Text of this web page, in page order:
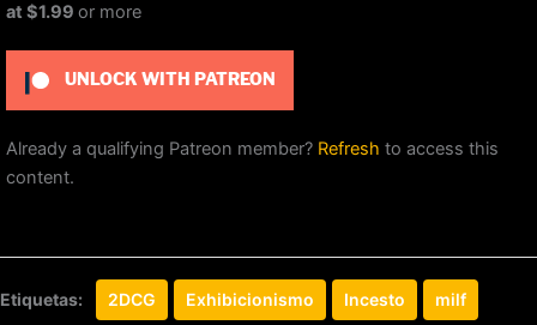
at $1.99 or more
UNLOCK WITH PATREON
Already a qualifying Patreon member? Refresh to access this
content.
Etiquetas: 2DCG Exhibicionismo Incesto milf